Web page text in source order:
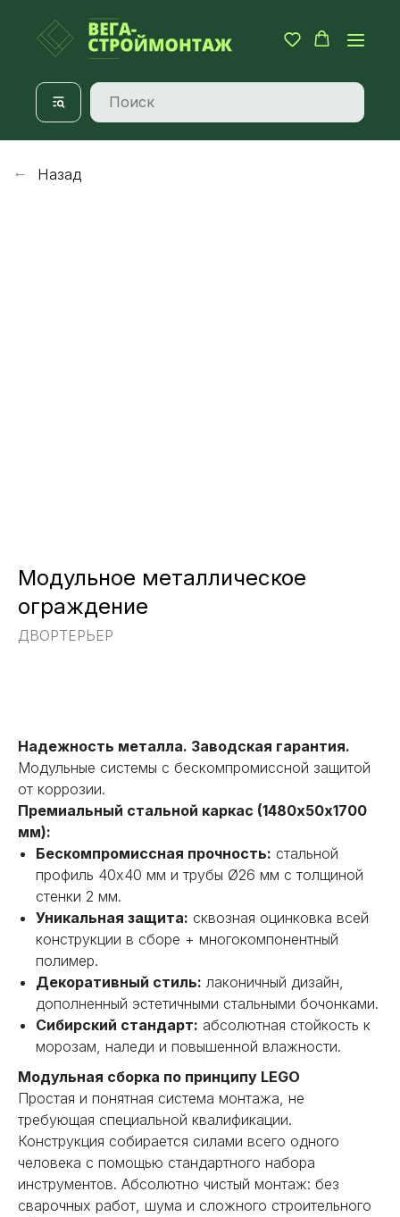
Назад
Модульное металлическое
ограждение
ДВОРТЕРЬЕР
Надежность металла. Заводская гарантия.
Модульные системы с бескомпромиссной защитой
от коррозии.
Премиальный стальной каркас (1480х50х1700
мм):
Бескомпромиссная прочность: стальной
профиль 40х40 мм и трубы Ø26 мм с толщиной
стенки 2 мм.
Уникальная защита: сквозная оцинковка всей
конструкции в сборе + многокомпонентный
полимер.
Декоративный стиль: лаконичный дизайн,
дополненный эстетичными стальными бочонками.
Сибирский стандарт: абсолютная стойкость к
морозам, наледи и повышенной влажности.
Модульная сборка по принципу LEGO
Простая и понятная система монтажа, не
требующая специальной квалификации.
Конструкция собирается силами всего одного
человека с помощью стандартного набора
инструментов. Абсолютно чистый монтаж: без
сварочных работ, шума и сложного строительного